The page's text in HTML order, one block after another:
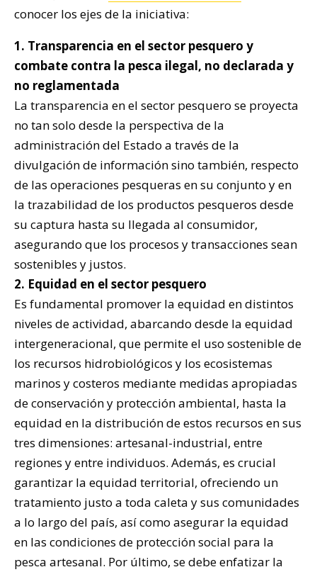
conocer los ejes de la iniciativa:
1. Transparencia en el sector pesquero y
combate contra la pesca ilegal, no declarada y
no reglamentada
La transparencia en el sector pesquero se proyecta
no tan solo desde la perspectiva de la
administración del Estado a través de la
divulgación de información sino también, respecto
de las operaciones pesqueras en su conjunto y en
la trazabilidad de los productos pesqueros desde
su captura hasta su llegada al consumidor,
asegurando que los procesos y transacciones sean
sostenibles y justos.
2. Equidad en el sector pesquero
Es fundamental promover la equidad en distintos
niveles de actividad, abarcando desde la equidad
intergeneracional, que permite el uso sostenible de
los recursos hidrobiológicos y los ecosistemas
marinos y costeros mediante medidas apropiadas
de conservación y protección ambiental, hasta la
equidad en la distribución de estos recursos en sus
tres dimensiones: artesanal-industrial, entre
regiones y entre individuos. Además, es crucial
garantizar la equidad territorial, ofreciendo un
tratamiento justo a toda caleta y sus comunidades
a lo largo del país, así como asegurar la equidad
en las condiciones de protección social para la
pesca artesanal. Por último, se debe enfatizar la